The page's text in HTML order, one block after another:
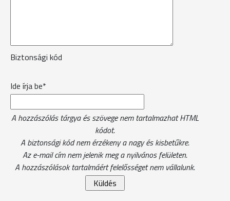
Biztonsági kód
Ide írja be*
A hozzászólás tárgya és szövege nem tartalmazhat HTML
kódot.
A biztonsági kód nem érzékeny a nagy és kisbetűkre.
Az e-mail cím nem jelenik meg a nyilvános felületen.
A hozzászólások tartalmáért felelősséget nem vállalunk.